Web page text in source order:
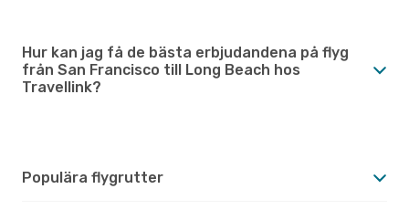
Hur kan jag få de bästa erbjudandena på flyg
från San Francisco till Long Beach hos
Travellink?
Populära flygrutter